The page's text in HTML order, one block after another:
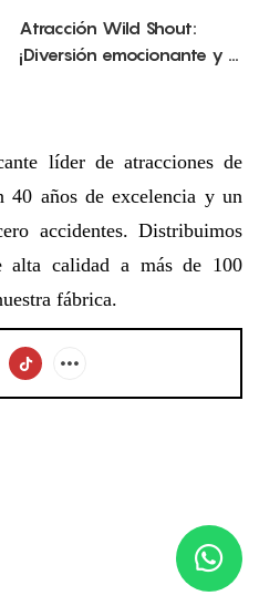
Atracción Wild Shout:
¡Diversión emocionante y a
líder de atracciones de
40 años de excelencia y un
accidentes. Distribuimos
alta calidad a más de 100
fábrica.